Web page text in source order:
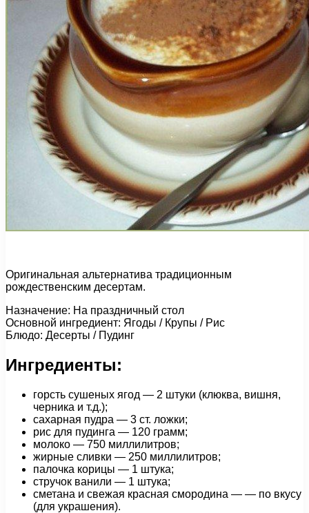
Оригинальная альтернатива традиционным
рождественским десертам.
Назначение: На праздничный стол
Основной ингредиент: Ягоды / Крупы / Рис
Блюдо: Десерты / Пудинг
Ингредиенты:
горсть сушеных ягод — 2 штуки (клюква, вишня,
черника и т.д.);
сахарная пудра — 3 ст. ложки;
рис для пудинга — 120 грамм;
молоко — 750 миллилитров;
жирные сливки — 250 миллилитров;
палочка корицы — 1 штука;
стручок ванили — 1 штука;
сметана и свежая красная смородина — — по вкусу
(для украшения).